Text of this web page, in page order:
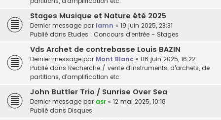
Stages Musique et Nature été 2025
Dernier message par lamn « 19 juin 2025, 23:31
Publié dans Etudes : Concours d'entrée - Stages
Vds Archet de contrebasse Louis BAZIN
Dernier message par Mont Blanc « 06 juin 2025, 16:22
Publié dans Recherche / vente d'instruments, d'archets, de
partitions, d'amplification etc.
John Buttler Trio / Sunrise Over Sea
Dernier message par asr « 12 mai 2025, 10:18
Publié dans Disques